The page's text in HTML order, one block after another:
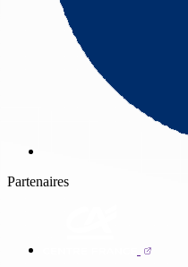
Partenaires